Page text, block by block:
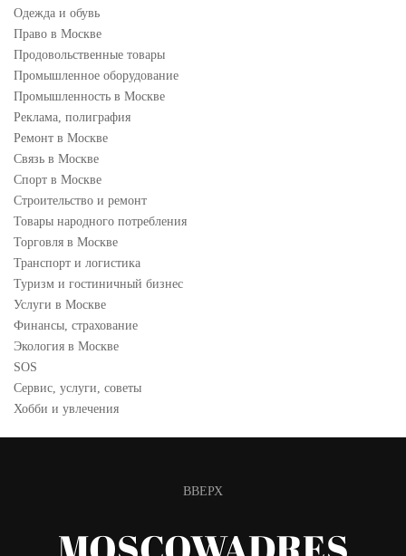
Одежда и обувь
Право в Москве
Продовольственные товары
Промышленное оборудование
Промышленность в Москве
Реклама, полиграфия
Ремонт в Москве
Связь в Москве
Спорт в Москве
Строительство и ремонт
Товары народного потребления
Торговля в Москве
Транспорт и логистика
Туризм и гостиничный бизнес
Услуги в Москве
Финансы, страхование
Экология в Москве
SOS
Сервис, услуги, советы
Хобби и увлечения
ВВЕРХ